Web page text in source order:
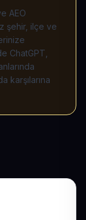
AEO
şehir, ilçe ve
ChatGPT,
karşılarına